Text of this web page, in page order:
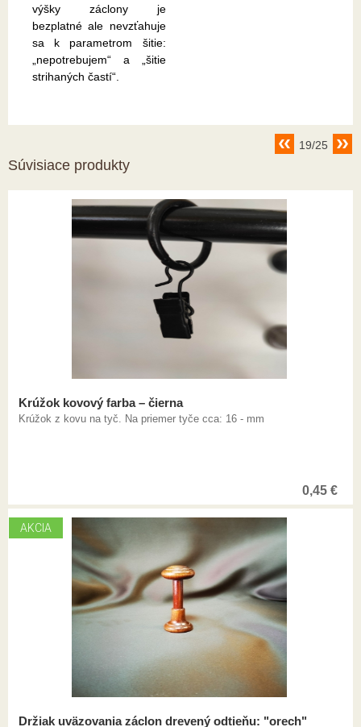
výšky záclony je
bezplatné ale nevzťahuje
sa k parametrom šitie:
„nepotrebujem“ a „šitie
strihaných častí“.
19/25
Súvisiace produkty
Krúžok kovový farba – čierna
Krúžok z kovu na tyč. Na priemer tyče cca: 16 - mm
0,45 €
AKCIA
Držiak uväzovania záclon drevený odtieňu: "orech"